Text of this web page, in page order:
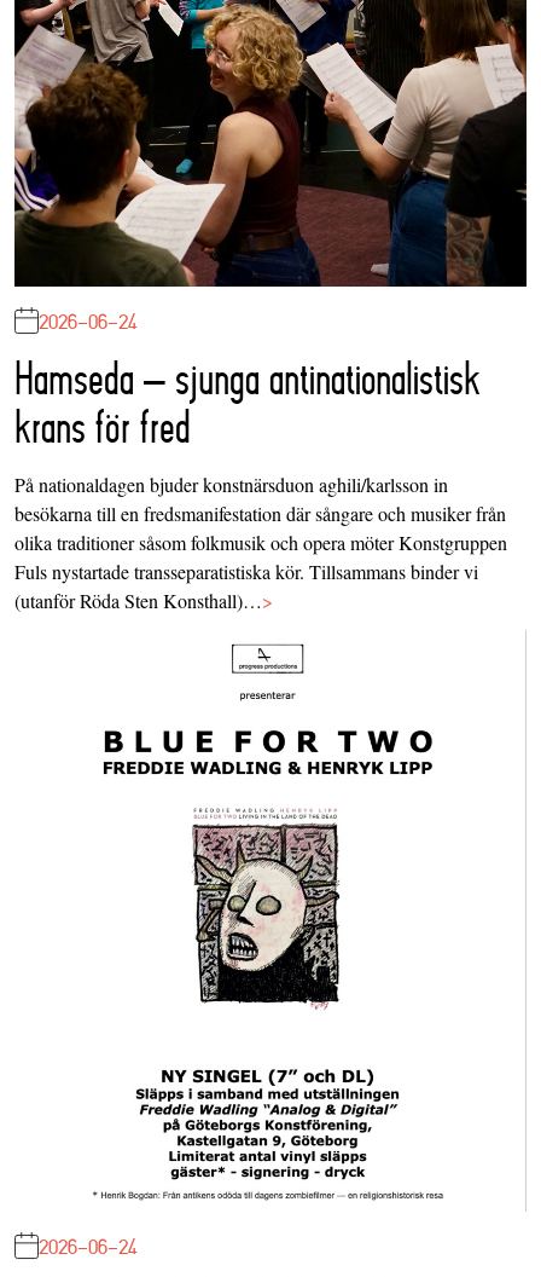
2026-06-24
Hamseda – sjunga antinationalistisk
krans för fred
På nationaldagen bjuder konstnärsduon aghili/karlsson in
besökarna till en fredsmanifestation där sångare och musiker från
olika traditioner såsom folkmusik och opera möter Konstgruppen
Fuls nystartade transseparatistiska kör. Tillsammans binder vi
(utanför Röda Sten Konsthall)…>
2026-06-24